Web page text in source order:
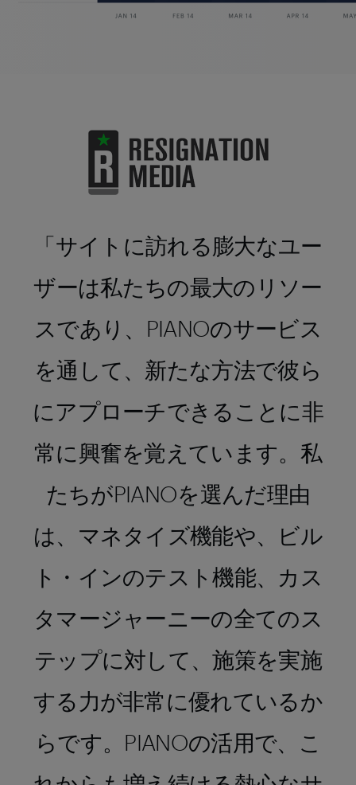
サイトに訪れる膨大なユー
ザーは私たちの最大のリソー
スであり、PIANOのサービス
を通して、新たな方法で彼ら
にアプローチできることに非
常に興奮を覚えています。私
たちがPIANOを選んだ理由
は、マネタイズ機能や、ビル
ト・インのテスト機能、カス
タマージャーニーの全てのス
テップに対して、施策を実施
する力が非常に優れているか
らです。PIANOの活用で、こ